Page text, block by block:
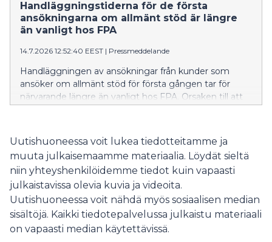
kaikkia nykyisiä vaativan lääkinnällisen kuntoutuksen
terapioiden palveluntuottajia.
Handläggningstiderna för de första
ansökningarna om allmänt stöd är längre
än vanligt hos FPA
14.7.2026 12:52:40 EEST | Pressmeddelande
Handläggningen av ansökningar från kunder som
ansöker om allmänt stöd för första gången tar för
närvarande längre än vanligt hos FPA. Orsaken till att
slutfört sina studier och att många sökandes perioder
med inkomstrelaterad dagpenning tar slut. FPA
uppskattar att situationen lättar inom de närmaste
veckorna.
Uutishuoneessa voit lukea tiedotteitamme ja
muuta julkaisemaamme materiaalia. Löydät sieltä
niin yhteyshenkilöidemme tiedot kuin vapaasti
julkaistavissa olevia kuvia ja videoita.
Uutishuoneessa voit nähdä myös sosiaalisen median
sisältöjä. Kaikki tiedotepalvelussa julkaistu materiaali
on vapaasti median käytettävissä.